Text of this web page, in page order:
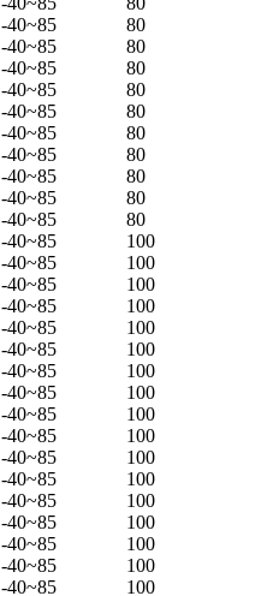
-40~85
80
-40~85
80
-40~85
80
-40~85
80
-40~85
80
-40~85
80
-40~85
80
-40~85
80
-40~85
80
-40~85
80
-40~85
100
-40~85
100
-40~85
100
-40~85
100
-40~85
100
-40~85
100
-40~85
100
-40~85
100
-40~85
100
-40~85
100
-40~85
100
-40~85
100
-40~85
100
-40~85
100
-40~85
100
-40~85
100
-40~85
100